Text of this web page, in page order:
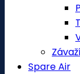
Spare Air